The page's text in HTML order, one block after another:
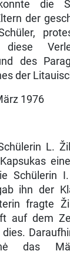
die
der
diese
des
der
1976
L.
Schülerin
ihn der
fragte
auf dem
das